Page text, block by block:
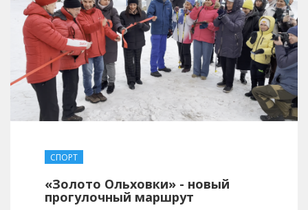
СПОРТ
«Золото Ольховки» - новый
прогулочный маршрут